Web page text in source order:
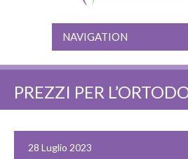
NAVIGATION
PREZZI PER
28 Luglio 2023